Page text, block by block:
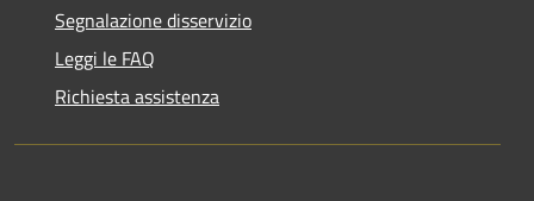
Segnalazione disservizio
Leggi le FAQ
Richiesta assistenza